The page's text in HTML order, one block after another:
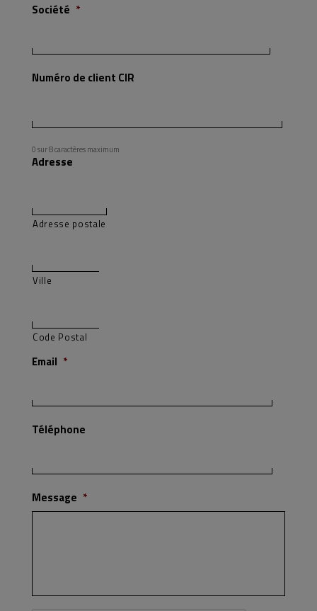
Société *
Numéro de client CIR
0 sur 8 caractères maximum
Adresse
Adresse postale
Ville
Code Postal
Email *
Téléphone
Message *